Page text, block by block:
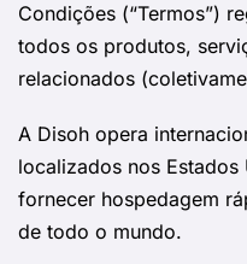
Condições (“Termos”)
todos os produtos,
relacionados
A Disoh opera
localizados nos
fornecer hospedagem
de todo o mundo.